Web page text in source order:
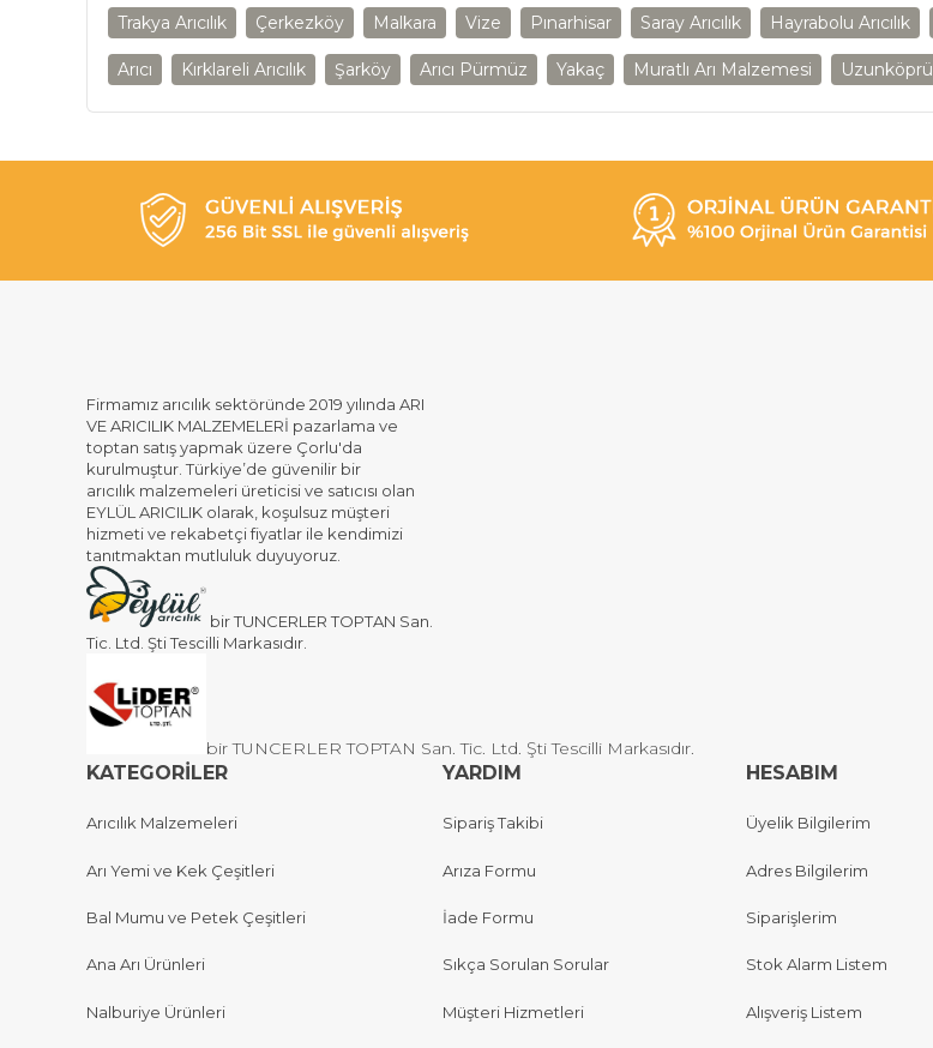
Trakya Arıcılık Çerkezköy Malkara Vize Pınarhisar Saray Arıcılık Hayrabolu Arıcılık
Arıcı Kırklareli Arıcılık Şarköy Arıcı Pürmüz Yakaç Muratlı Arı Malzemesi Uzunköprü
Firmamız arıcılık sektöründe 2019 yılında ARI
VE ARICILIK MALZEMELERİ pazarlama ve
toptan satış yapmak üzere Çorlu'da
kurulmuştur. Türkiye’de güvenilir bir
arıcılık malzemeleri üreticisi ve satıcısı olan
EYLÜL ARICILIK olarak, koşulsuz müşteri
hizmeti ve rekabetçi fiyatlar ile kendimizi
tanıtmaktan mutluluk duyuyoruz.
bir TUNCERLER TOPTAN San.
Tic. Ltd. Şti Tescilli Markasıdır.
bir TUNCERLER TOPTAN San. Tic. Ltd. Şti Tescilli Markasıdır.
KATEGORİLER
Arıcılık Malzemeleri
Arı Yemi ve Kek Çeşitleri
Bal Mumu ve Petek Çeşitleri
Ana Arı Ürünleri
Nalburiye Ürünleri
YARDIM
Sipariş Takibi
Arıza Formu
İade Formu
Sıkça Sorulan Sorular
Müşteri Hizmetleri
HESABIM
Üyelik Bilgilerim
Adres Bilgilerim
Siparişlerim
Stok Alarm Listem
Alışveriş Listem